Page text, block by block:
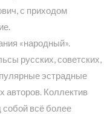
с приходом
«народный».
русских, советских,
эстрадные
авторов. Коллектив
собой всё более